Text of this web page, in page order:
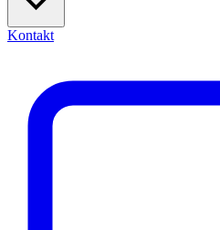
Kontakt